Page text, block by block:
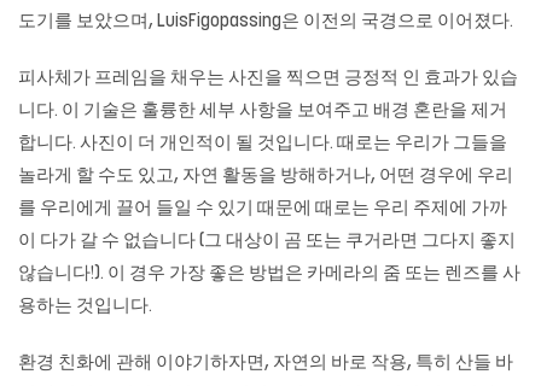
도기를 보았으며, LuisFigopassing은 이전의 국경으로 이어졌다.
피사체가 프레임을 채우는 사진을 찍으면 긍정적 인 효과가 있습
니다. 이 기술은 훌륭한 세부 사항을 보여주고 배경 혼란을 제거
합니다. 사진이 더 개인적이 될 것입니다. 때로는 우리가 그들을
놀라게 할 수도 있고, 자연 활동을 방해하거나, 어떤 경우에 우리
를 우리에게 끌어 들일 수 있기 때문에 때로는 우리 주제에 가까
이 다가 갈 수 없습니다 (그 대상이 곰 또는 쿠거라면 그다지 좋지
않습니다!). 이 경우 가장 좋은 방법은 카메라의 줌 또는 렌즈를 사
용하는 것입니다.
환경 친화에 관해 이야기하자면, 자연의 바로 작용, 특히 산들 바